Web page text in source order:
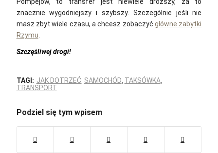
znacznie wygodniejszy i szybszy. Szczególnie jeśli nie
masz zbyt wiele czasu, a chcesz zobaczyćgłówne zabytki
Rzymu
Szczęśliwej drogi!
TAGI: JAK DOTRZEĆ, SAMOCHÓD, TAKSÓWKA,
TRANSPORT
Podziel się tym wpisem